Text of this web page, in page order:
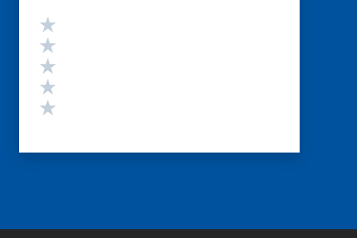
Valutazione